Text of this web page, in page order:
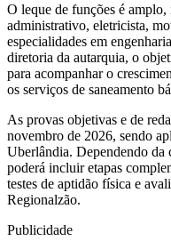
O leque de funções é
administrativo, eletricista,
especialidades em
diretoria da autarquia, o
para acompanhar o
os serviços de saneamento
As provas objetivas e de
novembro de 2026, sendo
Uberlândia. Dependendo da
poderá incluir etapas
testes de aptidão física e
Regionalzão.
Publicidade